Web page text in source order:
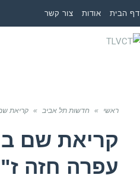
דף הבית אודות צור קשר
ראשי » חדשות תל אביב » קריאת
קריאת שם
עפרה חזה